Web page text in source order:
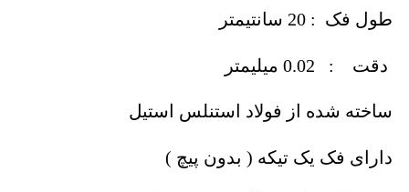
طول فک : 20 سانتیمتر
دقت : 0.02 میلیمتر
ساخته شده از فولاد استنلس استیل
دارای فک یک تیکه ( بدون پیچ )